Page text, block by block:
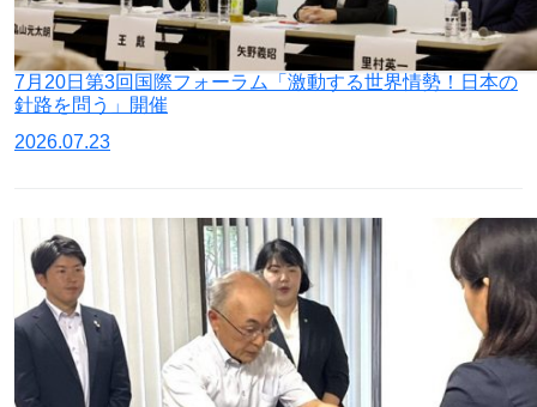
7月20日第3回国際フォーラム「激動する世界情勢！日本の
針路を問う」開催
2026.07.23